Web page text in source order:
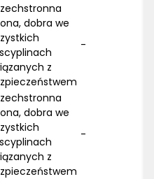
dobra we
z
-
dobra we
z
-